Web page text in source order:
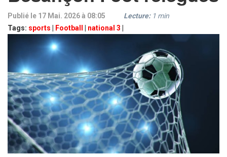
Publié le 17 Mai. 2026 à 08:05
Tags: sports Football national 3
Lecture: 1 min